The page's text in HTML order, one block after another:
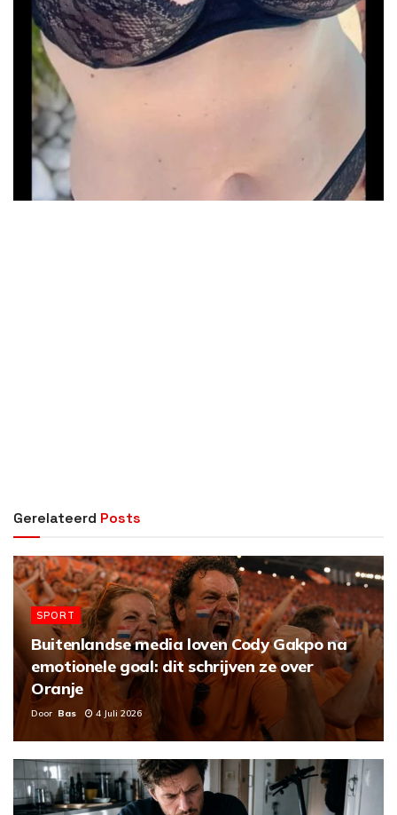
Gerelateerd Posts
SPORT
Buitenlandse media loven Cody Gakpo na
emotionele goal: dit schrijven ze over
Oranje
Door Bas 4 Juli 2026